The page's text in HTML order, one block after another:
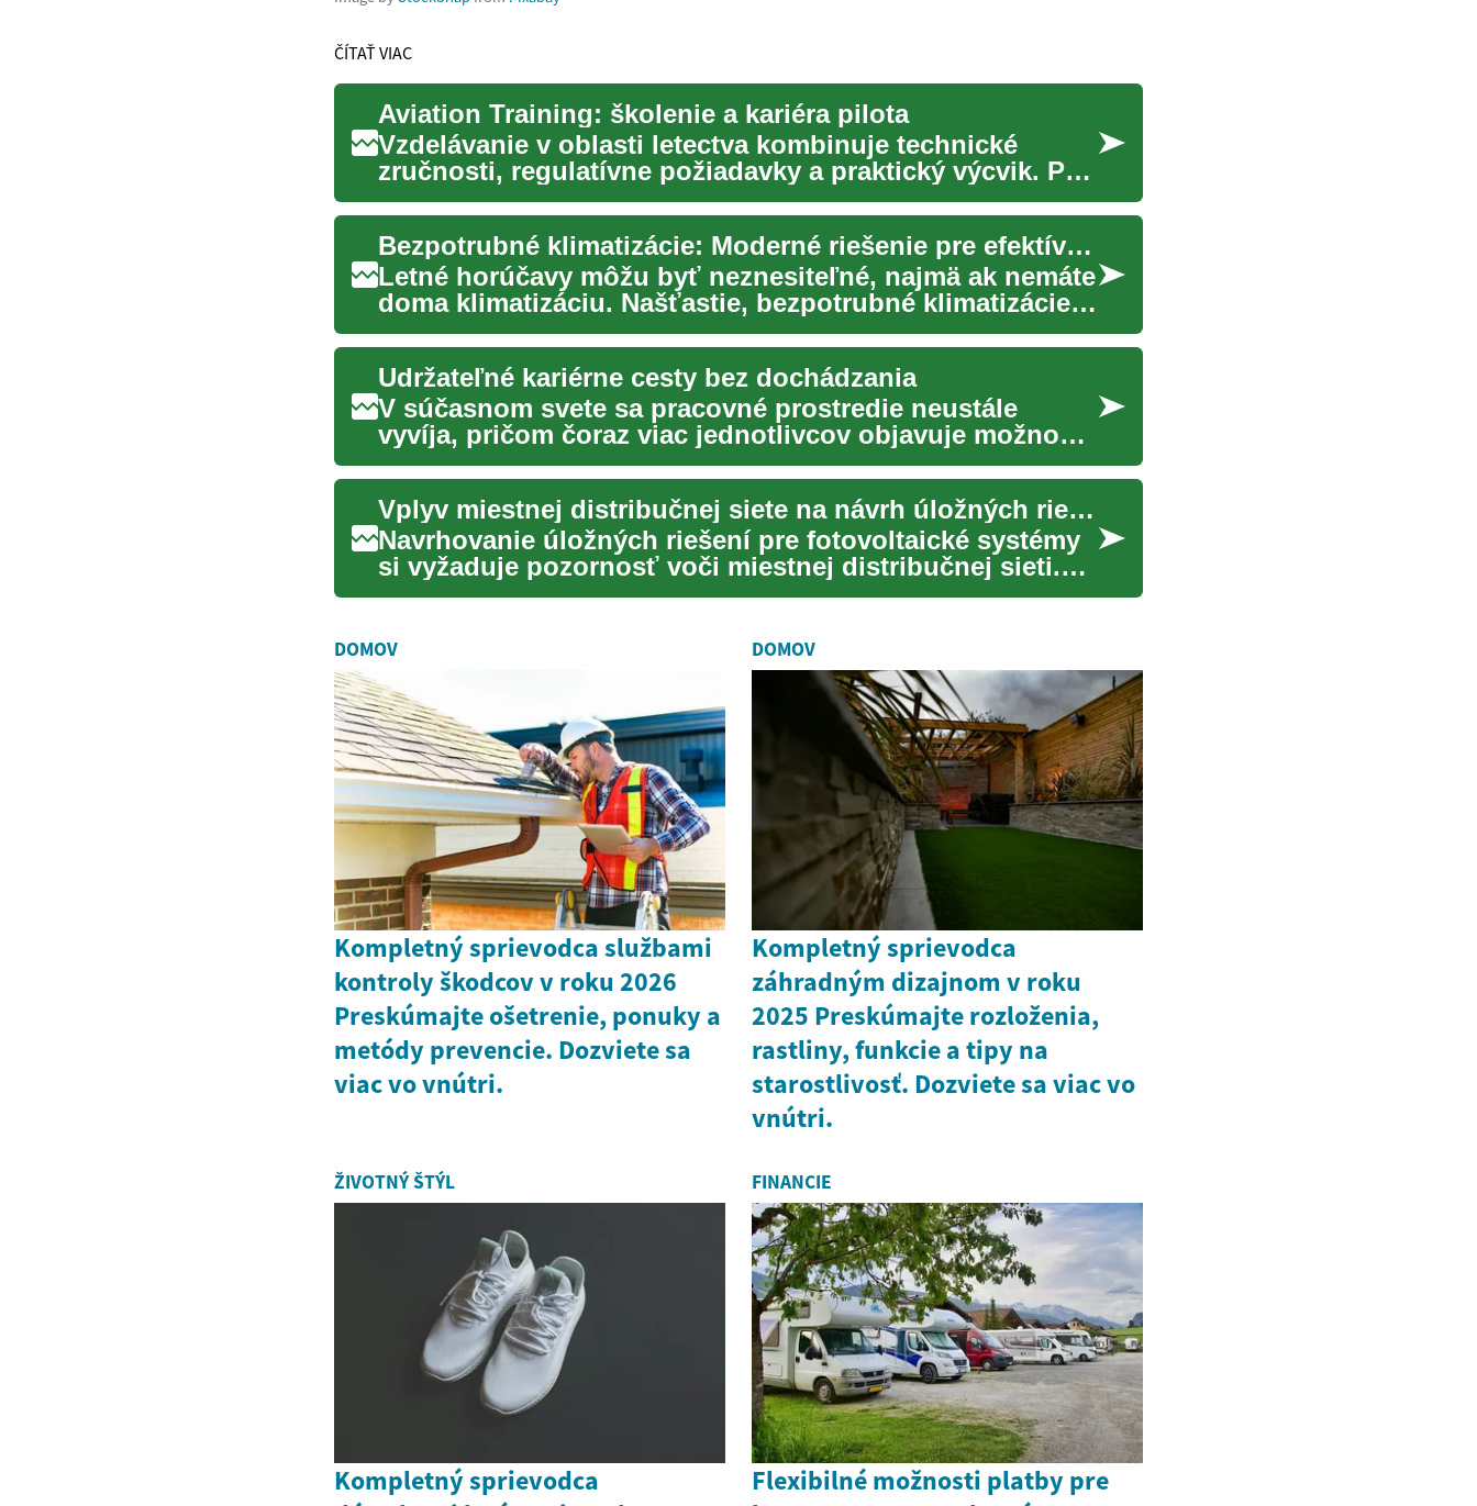
ČÍTAŤ VIAC
Aviation Training: školenie a kariéra pilota
Vzdelávanie v oblasti letectva kombinuje technické
zručnosti, regulatívne požiadavky a praktický výcvik. Pre
záujemco...
Bezpotrubné klimatizácie: Moderné riešenie pre efektívne chladenie
Letné horúčavy môžu byť neznesiteľné, najmä ak nemáte
doma klimatizáciu. Našťastie, bezpotrubné klimatizácie
ponúkajú...
Udržateľné kariérne cesty bez dochádzania
V súčasnom svete sa pracovné prostredie neustále
vyvíja, pričom čoraz viac jednotlivcov objavuje možnosti
udržateľnýc...
Vplyv miestnej distribučnej siete na návrh úložných riešení
Navrhovanie úložných riešení pre fotovoltaické systémy
si vyžaduje pozornosť voči miestnej distribučnej sieti.
Rozdie...
DOMOV
Kompletný sprievodca službami
kontroly škodcov v roku 2026
Preskúmajte ošetrenie, ponuky a
metódy prevencie. Dozviete sa
viac vo vnútri.
DOMOV
Kompletný sprievodca
záhradným dizajnom v roku
2025 Preskúmajte rozloženia,
rastliny, funkcie a tipy na
starostlivosť. Dozviete sa viac vo
vnútri.
ŽIVOTNÝ ŠTÝL
Kompletný sprievodca
FINANCIE
Flexibilné možnosti platby pre